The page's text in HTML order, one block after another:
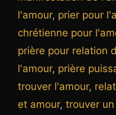
l'amour, prier pour
chrétienne pour
prière pour relation
l'amour, prière
trouver l'amour,
et amour, trouver